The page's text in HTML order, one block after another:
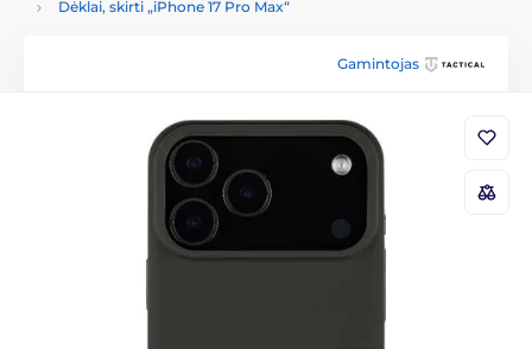
Dėklai, skirti „iPhone 17 Pro Max“
Gamintojas